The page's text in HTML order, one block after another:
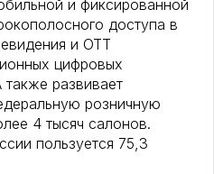
и фиксированной
доступа в
и OTT
цифровых
развивает
розничную
4 тысяч салонов.
пользуется 75,3